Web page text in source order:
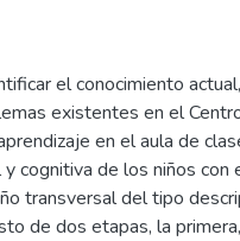
el conocimiento
existentes en el
en el aula de
cognitiva de los niños
transversal del tipo
de dos etapas, la